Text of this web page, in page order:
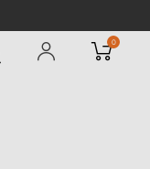
0